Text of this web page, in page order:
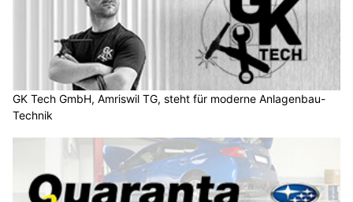
GK Tech GmbH, Amriswil TG, steht für moderne Anlagenbau-
Technik